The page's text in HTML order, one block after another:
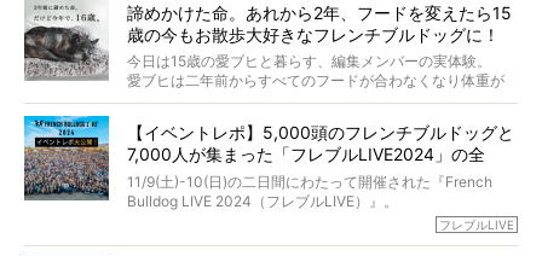
くれる？」
さらには、霊感がない人でも愛犬が成仏したことを知る方
法まで。
お笑い芸人だからこそ暗くなりすぎない、むしろ心がスッ
と軽くなる。
永久保存版のスペシャル対談です！
た。
僧侶としての名は「靖賢（せいけん）」。
当時54歳という年齢にして、なぜ動物専門僧侶という道を
選んだのか。
また、愛犬の旅立ちとどのように向き合うべきなのか。
た。
諦めかけた命。あれから2年、フードを変えたら15
歳の今もお散歩大好きなフレンチブルドッグに！
今日は15歳の愛ブヒと暮らす、編集メンバーの実体験。
愛ブヒは二年前からすべてのフードが合わなくなり体重が
激減。検査をしても異常はなく「年齢のせいですね…」と言
もう諦めるしかないのかな…そんなとき、我が家に届いたの
が「THE fu-do(ザ・フード)」の試食品でした。
そして「THE fu-do(ザ・フード)」を食べつづけて二年、愛
ブヒは15歳になり、今も元気にお散歩をしています。
今回は、二年前の絶望から今までを包み隠さず、時系列で
【イベントレポ】5,000頭のフレンチブルドッグと
7,000人が集まった「フレブルLIVE2024」の全
貌！
11/9(土)-10(日)の二日間にわたって開催された『French
Bulldog LIVE 2024（フレブルLIVE）』。
今年はのべ5,000頭のフレンチブルドッグと7,000人のフレ
フレブルLIVE